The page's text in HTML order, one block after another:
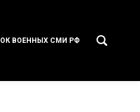
ВОЕННЫХ СМИ РФ